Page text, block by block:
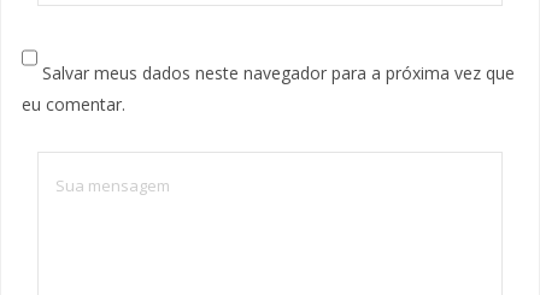
Salvar meus dados neste navegador para a próxima vez que
eu comentar.